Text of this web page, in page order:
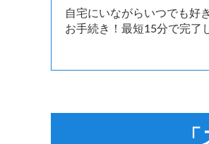
自宅にいながらいつでも好
お手続き！最短15分で完了